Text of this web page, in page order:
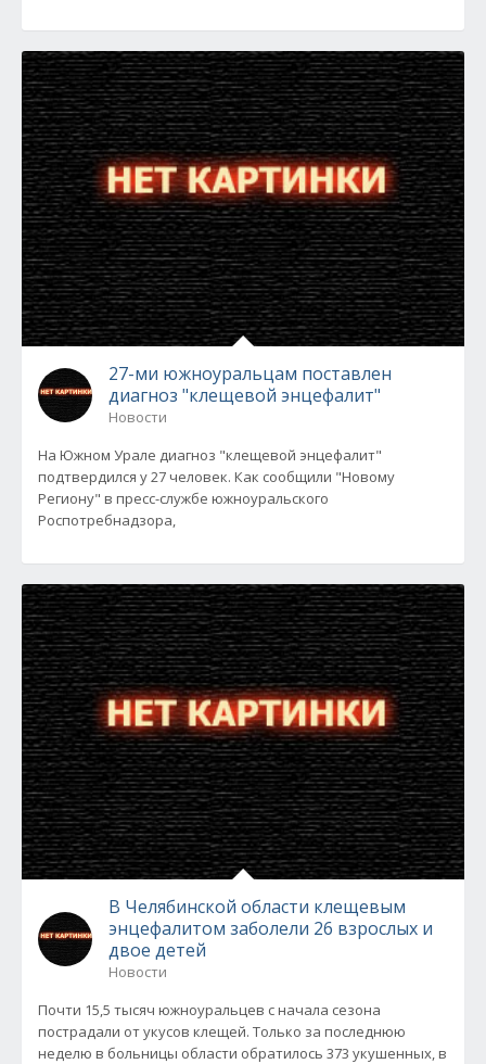
27-ми южноуральцам поставлен
диагноз "клещевой энцефалит"
Новости
На Южном Урале диагноз "клещевой энцефалит"
подтвердился у 27 человек. Как сообщили "Новому
Региону" в пресс-службе южноуральского
Роспотребнадзора,
В Челябинской области клещевым
энцефалитом заболели 26 взрослых и
двое детей
Новости
Почти 15,5 тысяч южноуральцев с начала сезона
пострадали от укусов клещей. Только за последнюю
неделю в больницы области обратилось 373 укушенных, в